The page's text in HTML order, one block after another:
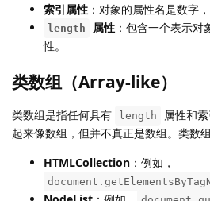
索引属性 ：对象的属性名是数字
length 属性 ：包含一个表示对
性。
类数组（Array-like）
类数组是指任何具有 length
属性和
起来像数组，但并不真正是数组。类数
HTMLCollection ：例如，